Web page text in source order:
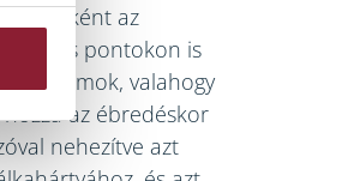
az
más pontokon is
az izmok, valahogy
az ébredéskor
nehezítve azt